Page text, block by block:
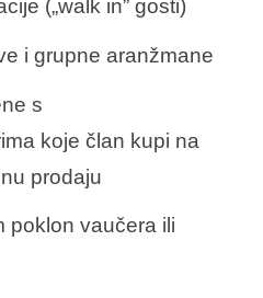
(„walk in” gosti)
i grupne aranžmane
s
koje član kupi na
prodaju
poklon vaučera ili